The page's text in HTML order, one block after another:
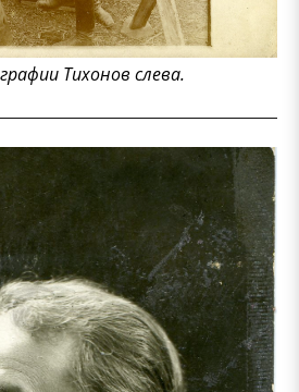
Тихонов слева.